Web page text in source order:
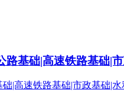
基础|高速铁路基础|